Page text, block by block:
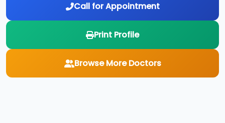
Call for Appointment
Print Profile
Browse More Doctors